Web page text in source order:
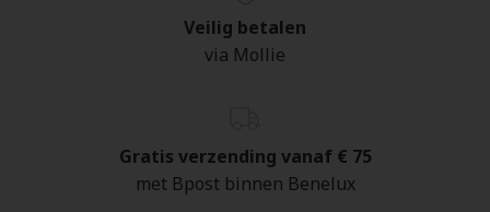
Veilig betalen
via Mollie
Gratis verzending vanaf € 75
met Bpost binnen Benelux